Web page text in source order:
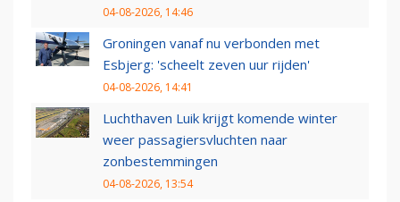
04-08-2026, 14:46
Groningen vanaf nu verbonden met
Esbjerg: 'scheelt zeven uur rijden'
04-08-2026, 14:41
Luchthaven Luik krijgt komende winter
weer passagiersvluchten naar
zonbestemmingen
04-08-2026, 13:54